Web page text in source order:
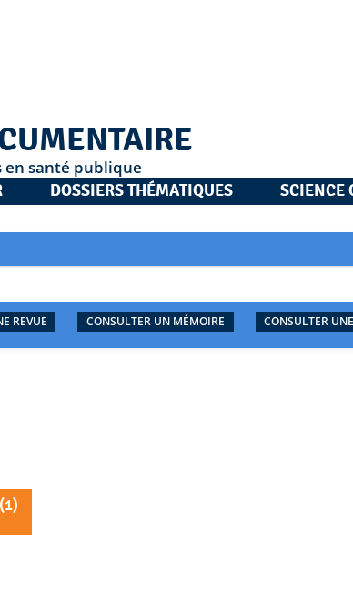
en santé publique
DOSSIERS THÉMATIQUES SCIENCE
REVUE CONSULTER UN MÉMOIRE CONSULTER
1)